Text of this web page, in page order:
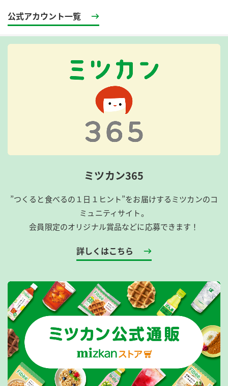
公式アカウント一覧
ミツカン365
”つくると食べるの１日１ヒント”をお届けするミツカンのコ
ミュニティサイト。
会員限定のオリジナル賞品などに応募できます！
詳しくはこちら